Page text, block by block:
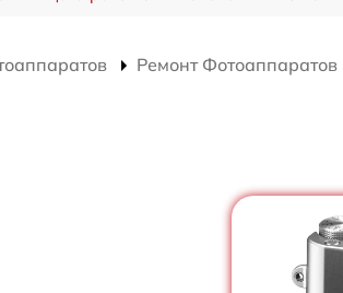
Ремонт Фотоаппаратов